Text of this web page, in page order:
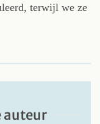
terwijl we ze
auteur